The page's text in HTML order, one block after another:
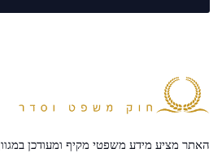
האתר מציע מידע משפטי מקיף ומעודכן